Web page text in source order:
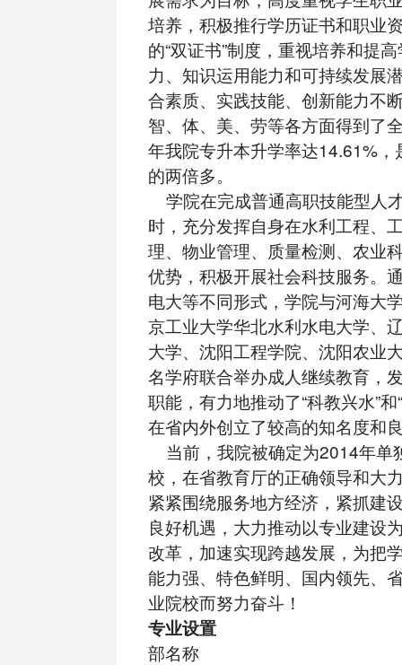
培养，积极推行学历证书和职业
的“双证书”制度，重视培养和提
力、知识运用能力和可持续发展
合素质、实践技能、创新能力不
智、体、美、劳等各方面得到了
年我院专升本升学率达14.61%，
的两倍多。
学院在完成普通高职技能型人
时，充分发挥自身在水利工程、
理、物业管理、质量检测、农业
优势，积极开展社会科技服务。
电大等不同形式，学院与河海大
京工业大学华北水利水电大学、
大学、沈阳工程学院、沈阳农业
名学府联合举办成人继续教育，
职能，有力地推动了“科教兴水”
在省内外创立了较高的知名度和
当前，我院被确定为2014年单
校，在省教育厅的正确领导和大
紧紧围绕服务地方经济，紧抓建
良好机遇，大力推动以专业建设
改革，加速实现跨越发展，为把
能力强、特色鲜明、国内领先、
业院校而努力奋斗！
专业设置
部名称